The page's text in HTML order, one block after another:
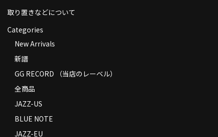
コンディション
Privacy Policy
特定商取引法に基づく表示
Contact
取り置きなどについて
Categories
New Arrivals
新譜
GG RECORD （当店のレーベル）
全商品
JAZZ-US
BLUE NOTE
JAZZ-EU